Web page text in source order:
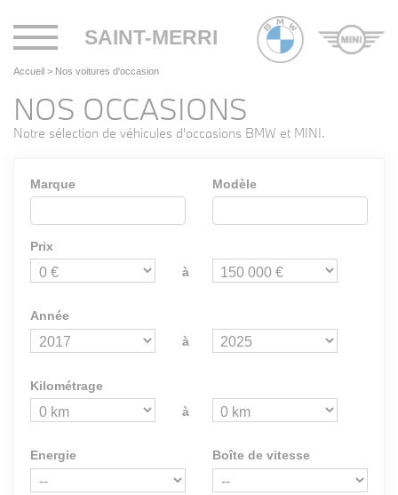
SAINT-MERRI
Toggle
navigation
Accueil > Nos voitures d'occasion
NOS OCCASIONS
Notre sélection de véhicules d'occasions BMW et MINI.
Marque Modèle
Prix
à
Année
à
Kilométrage
à
Energie Boîte de vitesse